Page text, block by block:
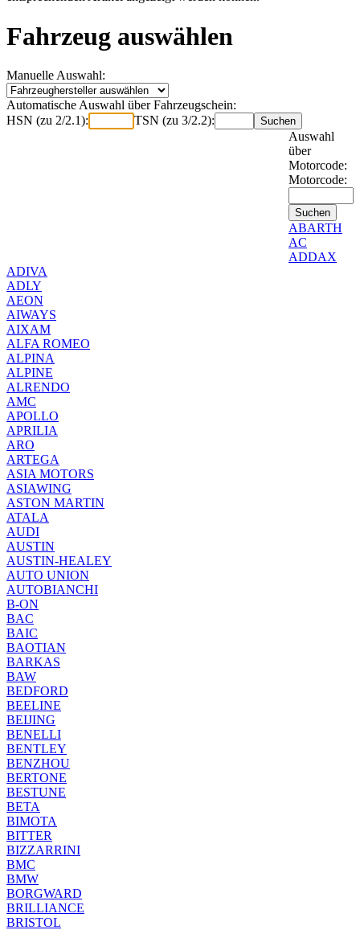
Fahrzeug auswählen
Manuelle Auswahl:
Automatische Auswahl über Fahrzeugschein:
HSN (zu 2/2.1):
TSN (zu 3/2.2):
Auswahl
über
Motorcode:
Motorcode:
ABARTH
AC
ADDAX
ADIVA
ADLY
AEON
AIWAYS
AIXAM
ALFA ROMEO
ALPINA
ALPINE
ALRENDO
AMC
APOLLO
APRILIA
ARO
ARTEGA
ASIA MOTORS
ASIAWING
ASTON MARTIN
ATALA
AUDI
AUSTIN
AUSTIN-HEALEY
AUTO UNION
AUTOBIANCHI
B-ON
BAC
BAIC
BAOTIAN
BARKAS
BAW
BEDFORD
BEELINE
BEIJING
BENELLI
BENTLEY
BENZHOU
BERTONE
BESTUNE
BETA
BIMOTA
BITTER
BIZZARRINI
BMC
BMW
BORGWARD
BRILLIANCE
BRISTOL